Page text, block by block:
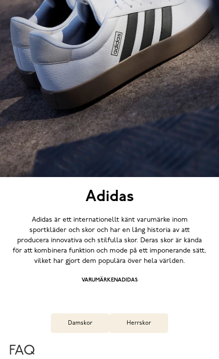
Adidas
Adidas är ett internationellt känt varumärke inom
sportkläder och skor och har en lång historia av att
producera innovativa och stilfulla skor. Deras skor är kända
för att kombinera funktion och mode på ett imponerande sätt,
vilket har gjort dem populära över hela världen.
VARUMÄRKENADIDAS
Damskor Herrskor
FAQ